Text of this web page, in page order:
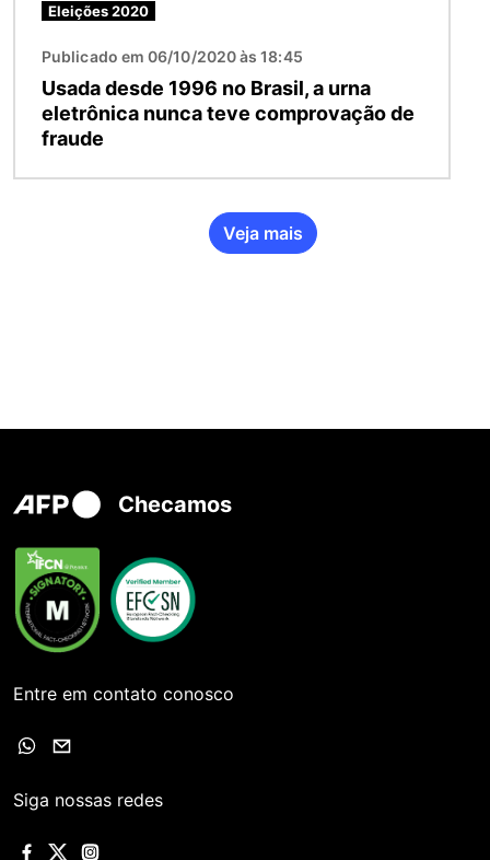
Eleições 2020
Publicado em 06/10/2020 às 18:45
Usada desde 1996 no Brasil, a urna
eletrônica nunca teve comprovação de
fraude
Veja mais
Checamos
Entre em contato conosco
Siga nossas redes